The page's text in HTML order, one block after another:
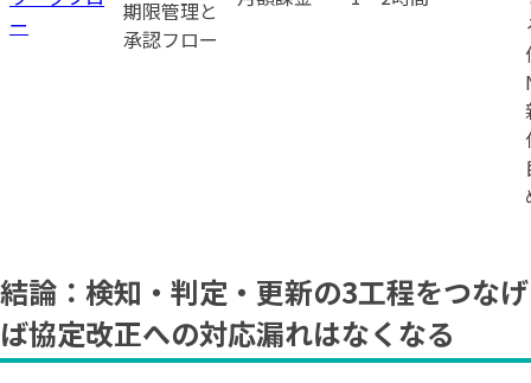
ー
期限管理と
承認フロー
結論：検知・判定・更新の3工程をつなげ
ば協定改正への対応漏れはなくなる